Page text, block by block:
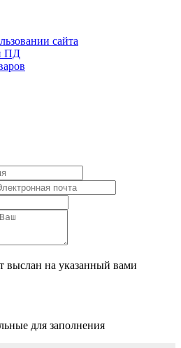
сайта
ПД
выслан на указанный вами
для заполнения